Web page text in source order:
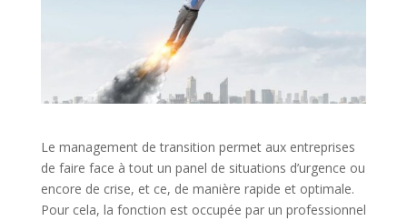
Le management de transition permet aux entreprises
de faire face à tout un panel de situations d’urgence ou
encore de crise, et ce, de manière rapide et optimale.
Pour cela, la fonction est occupée par un professionnel